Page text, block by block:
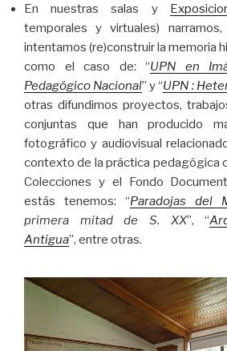
En nuestras salas y
temporales y virtuales)
intentamos (re)construir la memoria
como el caso de: “UPN en
Pedagógico Nacional” y “UPN :
otras difundimos proyectos,
conjuntas que han producido
fotográfico y audiovisual
contexto de la práctica pedagógica
Colecciones y el Fondo
estás tenemos: “Paradojas del
primera mitad de S. XX”, “
Antigua”, entre otras.